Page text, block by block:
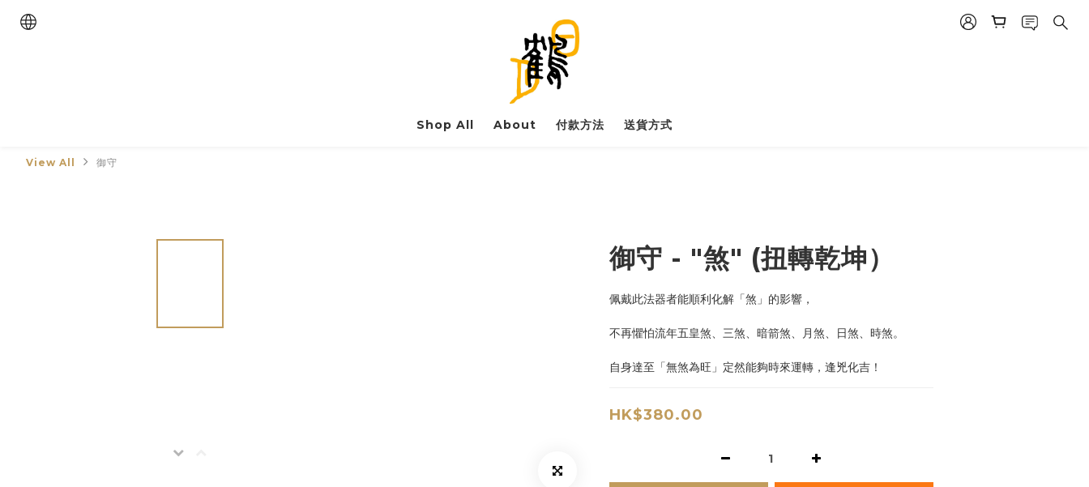
Shop All About 付款方法 送貨方式
View All 御守
御守 - "煞" (扭轉乾坤）
佩戴此法器者能順利化解「煞」的影響，
不再懼怕流年五皇煞、三煞、暗箭煞、月煞、日煞、時煞。
自身達至「無煞為旺」定然能夠時來運轉，逢兇化吉！
HK$380.00